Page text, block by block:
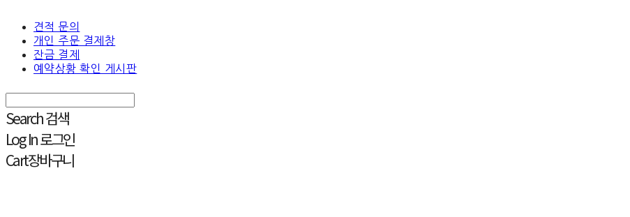
견적 문의
개인 주문 결제창
잔금 결제
예약상황 확인 게시판
Search검색
Log In로그인
Cart장바구니